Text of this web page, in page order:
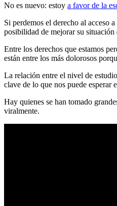
No es nuevo: estoy a favor de la
Si perdemos el derecho al acceso
posibilidad de mejorar su situación
Entre los derechos que estamos
están entre los más dolorosos
La relación entre el nivel de
clave de lo que nos puede
Hay quienes se han tomado
viralmente.